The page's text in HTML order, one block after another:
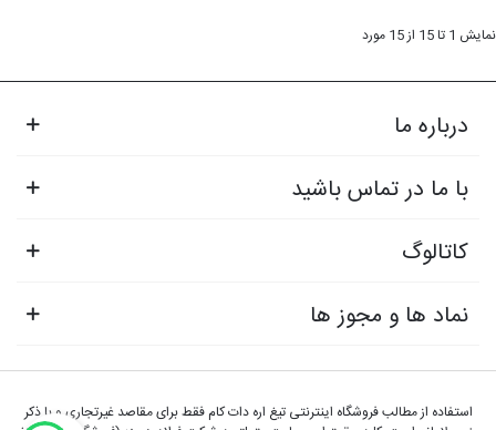
نمایش 1 تا 15 از 15 مورد
درباره ما
با ما در تماس باشید
کاتالوگ
نماد ها و مجوز ها
استفاده از مطالب فروشگاه اینترنتی تیغ اره دات کام فقط برای مقاصد غیرتجاری و با ذکر